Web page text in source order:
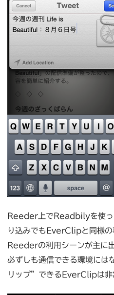
Reeder上でReadbilyを使
り込みでもEverClipと同様の
Reederの利用シーンが主に
必ずしも通信できる環境には
リップ”できるEverClipは非